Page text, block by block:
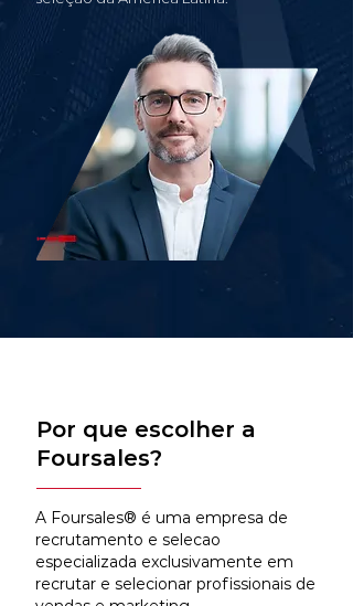
Por que escolher a
Foursales?
A Foursales® é uma empresa de
recrutamento e selecao
especializada exclusivamente em
recrutar e selecionar profissionais de